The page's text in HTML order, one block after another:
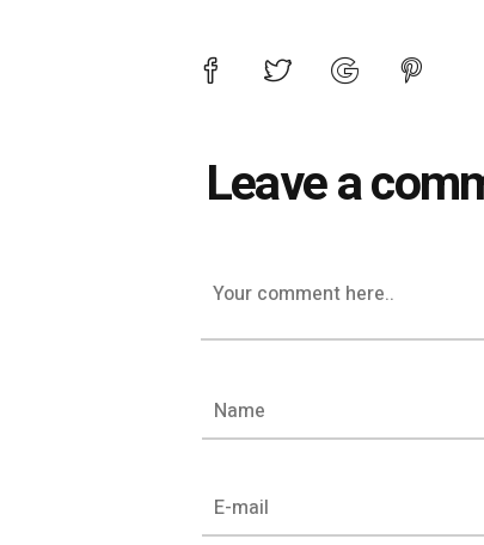
Leave a